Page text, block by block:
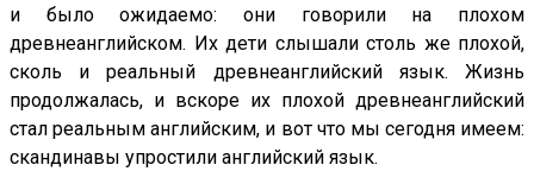
и было ожидаемо: они говорили на плохом
древнеанглийском. Их дети слышали столь же плохой,
сколь и реальный древнеанглийский язык. Жизнь
продолжалась, и вскоре их плохой древнеанглийский
стал реальным английским, и вот что мы сегодня имеем:
скандинавы упростили английский язык.